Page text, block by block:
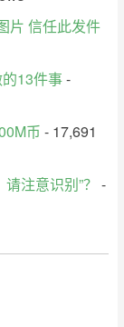
片 信任此发件
13件事-
币 - 17,691
注意识别”？ -